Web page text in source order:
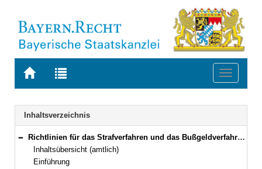
Zur
BAYERN.RECHT
Zur
letzten
Suche
Toggle
Navigation
Inhaltsverzeichnis
Bereich reduzieren
Richtlinien für das Strafverfahren und das Bußgeldverfahren (RiStBV) Neufassung vom 28. März 2023 (BAnz AT 19.06.2023 B1 )
Inhaltsübersicht (amtlich)
Einführung